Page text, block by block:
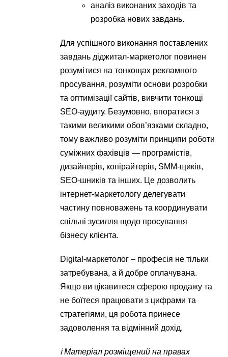
аналіз виконаних заходів та
розробка нових завдань.
Для успішного виконання поставлених
завдань діджитал-маркетолог повинен
розумітися на тонкощах рекламного
просування, розуміти основи розробки
та оптимізації сайтів, вивчити тонкощі
SEO-аудиту. Безумовно, впоратися з
такими великими обов’язками складно,
тому важливо розуміти принципи роботи
суміжних фахівців — програмістів,
дизайнерів, копірайтерів, SMM-щиків,
SEO-шників та інших. Це дозволить
інтернет-маркетологу делегувати
частину повноважень та координувати
спільні зусилля щодо просування
бізнесу клієнта.
Digital-маркетолог – професія не тільки
затребувана, а й добре оплачувана.
Якщо ви цікавитеся сферою продажу та
не боїтеся працювати з цифрами та
стратегіями, ця робота принесе
задоволення та відмінний дохід.
ℹ️ Матеріал розміщений на правах